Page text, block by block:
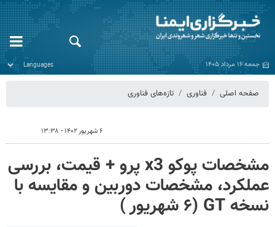
جمعه ۱۶ مرداد ۱۴۰۵
صفحه اصلی فناوری تازه‌های فناوری
۶ شهریور ۱۴۰۲ - ۱۳:۳۸
مشخصات پوکو x3 پرو + قیمت، بررسی
عملکرد، مشخصات دوربین و مقایسه با
نسخه GT (۶ شهریور )